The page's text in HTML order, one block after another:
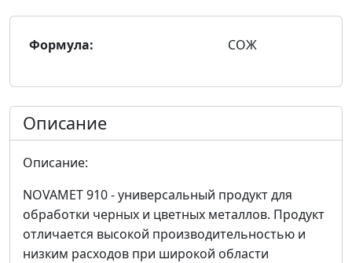
Формула: СОЖ
Описание
Описание:
NOVAMET 910 - универсальный продукт для
обработки черных и цветных металлов. Продукт
отличается высокой производительностью и
низким расходов при широкой области